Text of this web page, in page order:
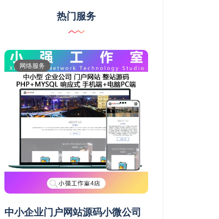
热门服务
网络服务
中小企业门户网站源码小微公司